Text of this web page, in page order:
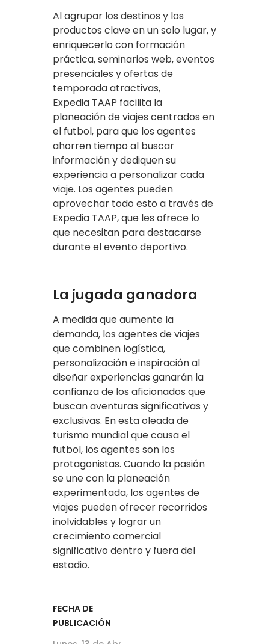
Al agrupar los destinos y los
productos clave en un solo lugar, y
enriquecerlo con formación
práctica, seminarios web, eventos
presenciales y ofertas de
temporada atractivas,
Expedia TAAP facilita la
planeación de viajes centrados en
el futbol, para que los agentes
ahorren tiempo al buscar
información y dediquen su
experiencia a personalizar cada
viaje. Los agentes pueden
aprovechar todo esto a través de
Expedia TAAP, que les ofrece lo
que necesitan para destacarse
durante el evento deportivo.
La jugada ganadora
A medida que aumente la
demanda, los agentes de viajes
que combinen logística,
personalización e inspiración al
diseñar experiencias ganarán la
confianza de los aficionados que
buscan aventuras significativas y
exclusivas. En esta oleada de
turismo mundial que causa el
futbol, los agentes son los
protagonistas. Cuando la pasión
se une con la planeación
experimentada, los agentes de
viajes pueden ofrecer recorridos
inolvidables y lograr un
crecimiento comercial
significativo dentro y fuera del
estadio.
FECHA DE
PUBLICACIÓN